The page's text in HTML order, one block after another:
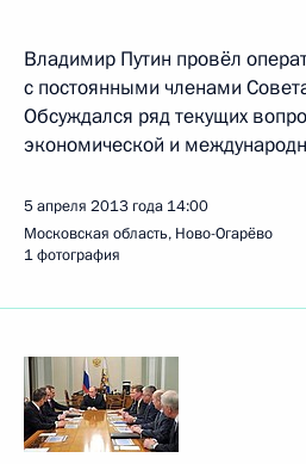
Владимир Путин провёл
с постоянными членами
Обсуждался ряд текущих
экономической и
5 апреля 2013 года 14:00
Московская область, Ново-Огарёво
1 фотография